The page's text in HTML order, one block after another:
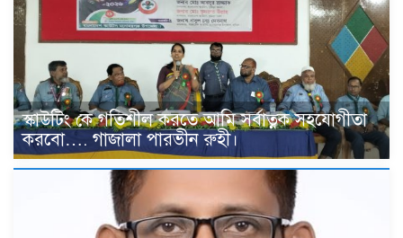
স্কাউটিং কে গতিশীল করতে আমি সর্বাত্নক সহযোগীতা
করবো…. গাজালা পারভীন রুহী।